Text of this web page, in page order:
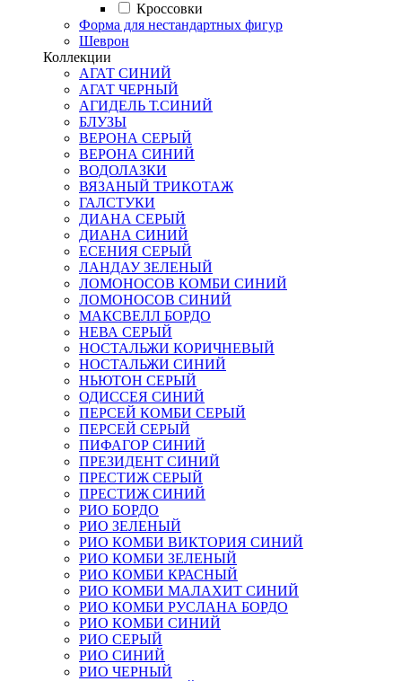
Кроссовки
Форма для нестандартных фигур
Шеврон
Коллекции
АГАТ СИНИЙ
АГАТ ЧЕРНЫЙ
АГИДЕЛЬ Т.СИНИЙ
БЛУЗЫ
ВЕРОНА СЕРЫЙ
ВЕРОНА СИНИЙ
ВОДОЛАЗКИ
ВЯЗАНЫЙ ТРИКОТАЖ
ГАЛСТУКИ
ДИАНА СЕРЫЙ
ДИАНА СИНИЙ
ЕСЕНИЯ СЕРЫЙ
ЛАНДАУ ЗЕЛЕНЫЙ
ЛОМОНОСОВ КОМБИ СИНИЙ
ЛОМОНОСОВ СИНИЙ
МАКСВЕЛЛ БОРДО
НЕВА СЕРЫЙ
НОСТАЛЬЖИ КОРИЧНЕВЫЙ
НОСТАЛЬЖИ СИНИЙ
НЬЮТОН СЕРЫЙ
ОДИССЕЯ СИНИЙ
ПЕРСЕЙ КОМБИ СЕРЫЙ
ПЕРСЕЙ СЕРЫЙ
ПИФАГОР СИНИЙ
ПРЕЗИДЕНТ СИНИЙ
ПРЕСТИЖ СЕРЫЙ
ПРЕСТИЖ СИНИЙ
РИО БОРДО
РИО ЗЕЛЕНЫЙ
РИО КОМБИ ВИКТОРИЯ СИНИЙ
РИО КОМБИ ЗЕЛЕНЫЙ
РИО КОМБИ КРАСНЫЙ
РИО КОМБИ МАЛАХИТ СИНИЙ
РИО КОМБИ РУСЛАНА БОРДО
РИО КОМБИ СИНИЙ
РИО СЕРЫЙ
РИО СИНИЙ
РИО ЧЕРНЫЙ